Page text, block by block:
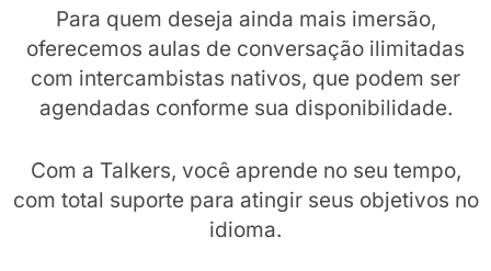
Para quem deseja ainda mais imersão,
oferecemos aulas de conversação ilimitadas
com intercambistas nativos, que podem ser
agendadas conforme sua disponibilidade.
Com a Talkers, você aprende no seu tempo,
com total suporte para atingir seus objetivos no
idioma.